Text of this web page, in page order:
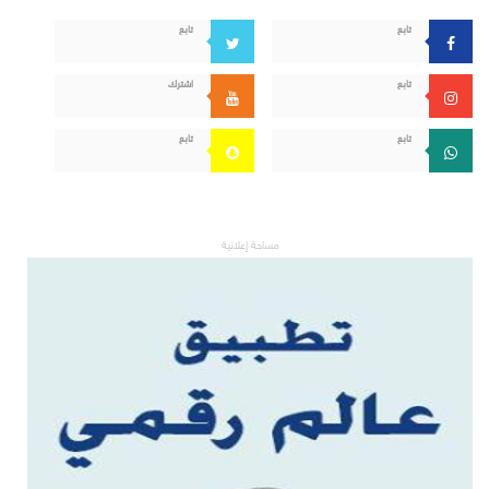
تابع تابع
تابع اشترك
تابع تابع
مساحة إعلانية